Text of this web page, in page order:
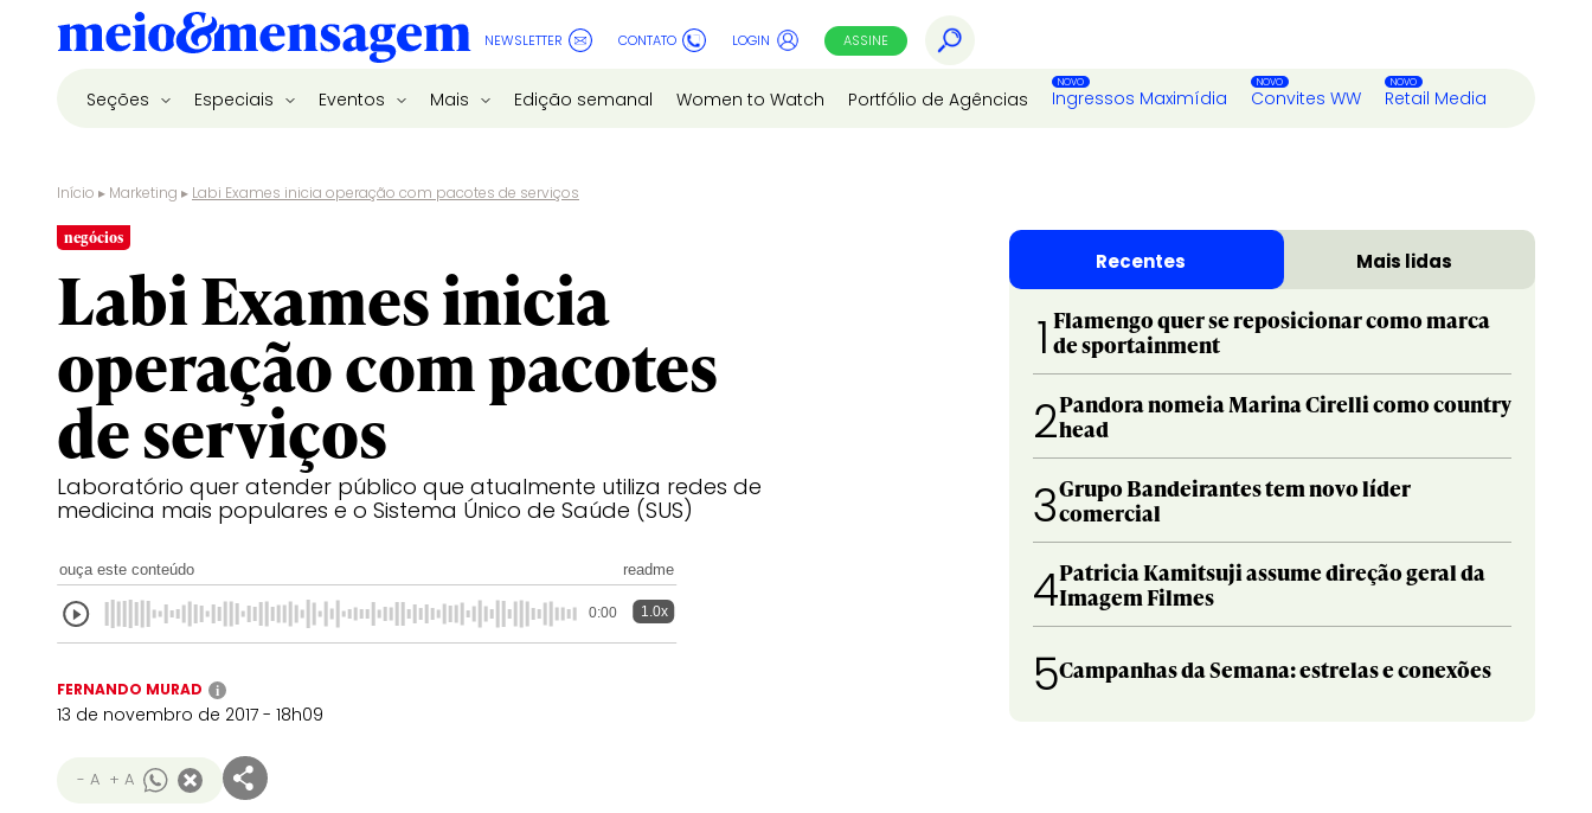
NEWSLETTER CONTATO LOGIN ASSINE
Seções Especiais Eventos Mais Edição semanal Women to Watch Portfólio de Agências Ingressos Maximídia Convites WW Retail Media
Início ▸ Marketing ▸ Labi Exames inicia operação com pacotes de serviços
negócios
Labi Exames inicia
operação com pacotes
de serviços
Laboratório quer atender público que atualmente utiliza redes de
medicina mais populares e o Sistema Único de Saúde (SUS)
ouça este conteúdo readme
0:00 1.0x
FERNANDO MURAD i
13 de novembro de 2017 - 18h09
- A + A
Recentes Mais lidas
1 Flamengo quer se reposicionar como marca
de sportainment
2Pandora nomeia Marina Cirelli como country
head
3Grupo Bandeirantes tem novo líder
comercial
4Patricia Kamitsuji assume direção geral da
Imagem Filmes
5Campanhas da Semana: estrelas e conexões